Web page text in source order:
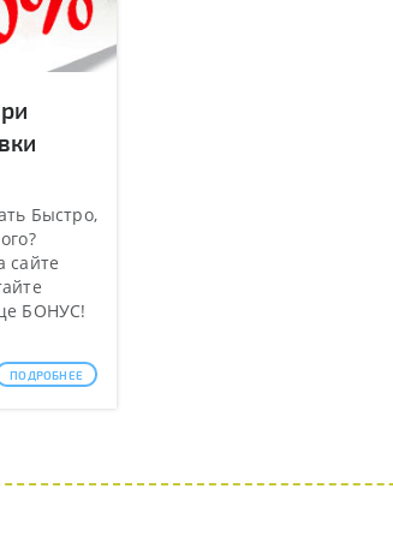
Быстро,
сайте
БОНУС!
ПОДРОБНЕЕ